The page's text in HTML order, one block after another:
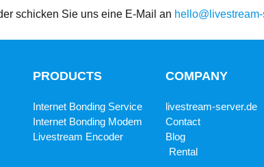
schicken Sie uns eine E-Mail an
PRODUCTS
Internet Bonding Service
Internet Bonding Modem
Livestream Encoder
COMPANY
livestream-server.de
Contact
Blog
Rental